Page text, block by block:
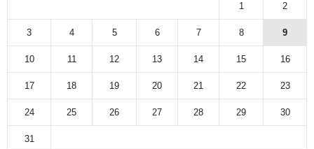
1 2
3 4 5 6 7 8 9
10 11 12 13 14 15 16
17 18 19 20 21 22 23
24 25 26 27 28 29 30
31